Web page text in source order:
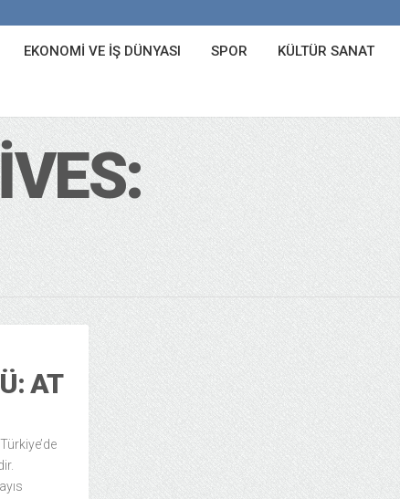
EKONOMI VE İŞ DÜNYASI SPOR KÜLTÜR SANAT
AT